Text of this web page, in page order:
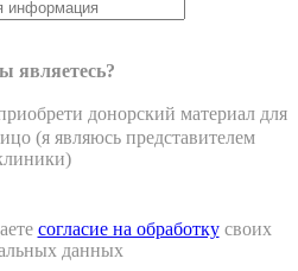
являетесь?
донорский материал для
(я являюсь представителем
согласие на обработкусвоих
данных